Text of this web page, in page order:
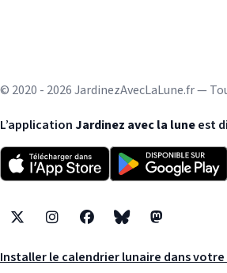
© 2020 - 2026 JardinezAvecLaLune.fr —
L’application Jardinez avec la luneest
X InstagramFacebookBlueskyMastodon
Installer le calendrier lunaire dans votre